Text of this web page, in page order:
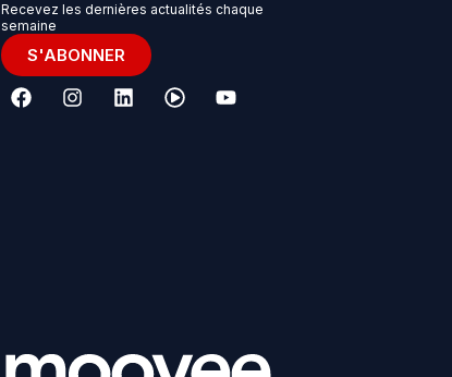
Recevez les dernières actualités chaque
semaine
S'ABONNER